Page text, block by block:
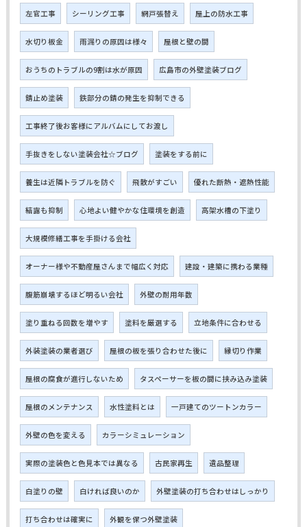
左官工事 シーリング工事 網戸張替え 屋上の防水工事
水切り板金 雨漏りの原因は様々 屋根と壁の間
おうちのトラブルの9割は水が原因 広島市の外壁塗装ブログ
錆止め塗装 鉄部分の錆の発生を抑制できる
工事終了後お客様にアルバムにしてお渡し
手抜きをしない塗装会社☆ブログ 塗装をする前に
養生は近隣トラブルを防ぐ 飛散がすごい 優れた断熱・遮熱性能
結露も抑制 心地よい健やかな住環境を創造 高架水槽の下塗り
大規模修繕工事を手掛ける会社
オーナー様や不動産屋さんまで幅広く対応 建設・建築に携わる業種
腹筋崩壊するほど明るい会社 外壁の耐用年数
塗り重ねる回数を増やす 塗料を厳選する 立地条件に合わせる
外装塗装の業者選び 屋根の板を張り合わせた後に 縁切り作業
屋根の腐食が進行しないため タスペーサーを板の間に挟み込み塗装
屋根のメンテナンス 水性塗料とは 一戸建てのツートンカラー
外壁の色を変える カラーシミュレーション
実際の塗装色と色見本では異なる 古民家再生 遺品整理
白塗りの壁 白ければ良いのか 外壁塗装の打ち合わせはしっかり
打ち合わせは確実に 外観を保つ外壁塗装